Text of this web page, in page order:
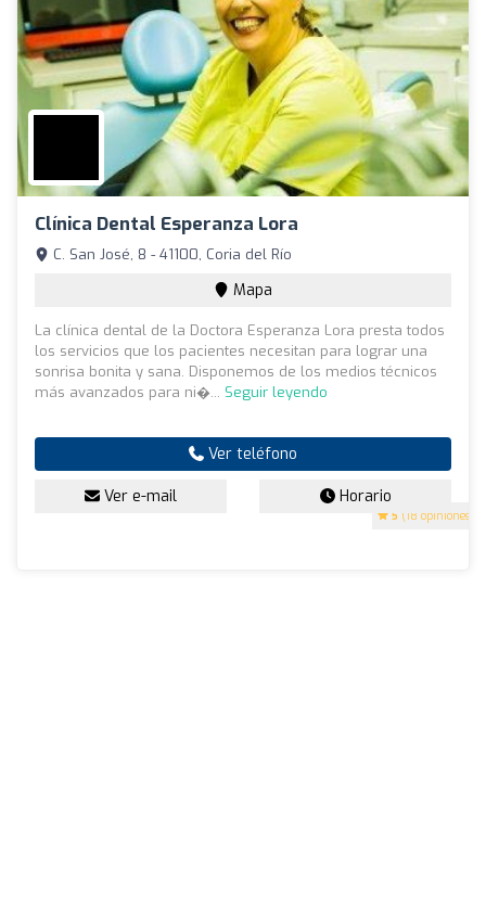
Clínica Dental Esperanza Lora
5 (18 opiniones)
C. San José, 8 - 41100, Coria del Río
Mapa
La clínica dental de la Doctora Esperanza Lora presta todos
los servicios que los pacientes necesitan para lograr una
sonrisa bonita y sana. Disponemos de los medios técnicos
más avanzados para ni�... Seguir leyendo
Ver teléfono
Ver e-mail Horario